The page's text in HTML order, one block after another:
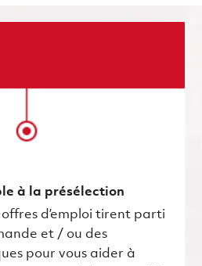
à la présélection
d’emploi tirent parti
et / ou des
pour vous aider à